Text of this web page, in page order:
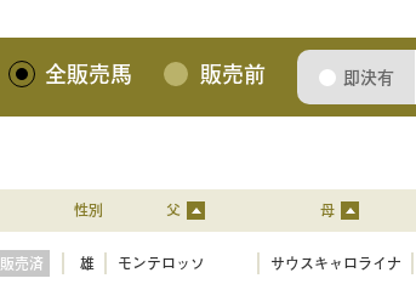
全販売馬 販売前 即決有
性別 父 母
販売済 雄 モンテロッソ サウスキャロライナ